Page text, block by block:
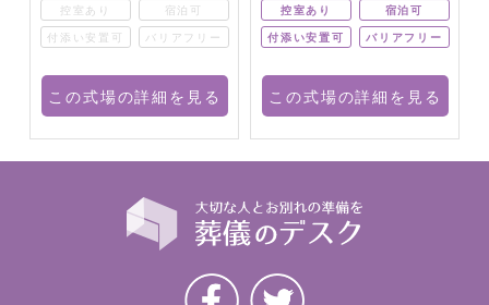
控室あり
宿泊可
付添い安置可
バリアフリー
この式場の詳細を見る
控室あり
宿泊可
付添い安置可
バリアフリー
この式場の詳細を見る